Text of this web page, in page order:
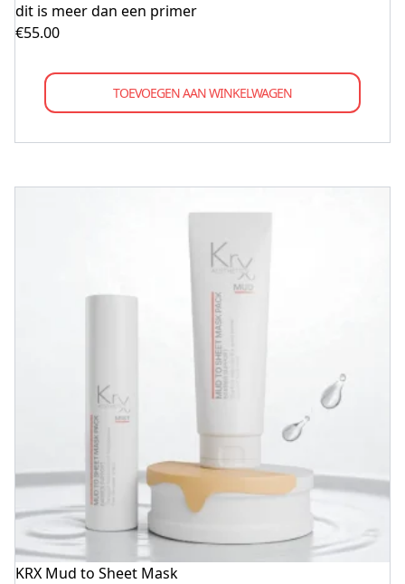
dit is meer dan een primer
€55.00
TOEVOEGEN AAN WINKELWAGEN
KRX Mud to Sheet Mask